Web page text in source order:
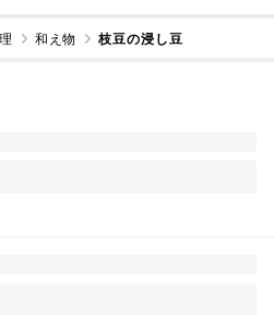
和え物 枝豆の浸し豆